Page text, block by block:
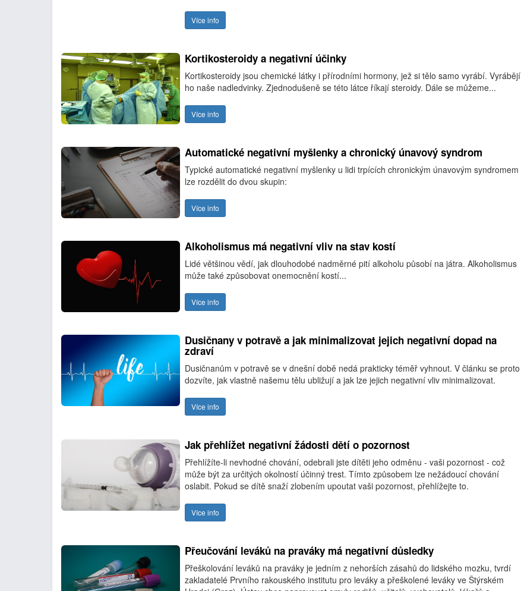
Více info
Kortikosteroidy a negativní účinky
Kortikosteroidy jsou chemické látky i přírodními hormony, jež si tělo samo vyrábí. Vyrábějí
ho naše nadledvinky. Zjednodušeně se této látce říkají steroidy. Dále se můžeme...
Více info
Automatické negativní myšlenky a chronický únavový syndrom
Typické automatické negativní myšlenky u lidi trpících chronickým únavovým syndromem
lze rozdělit do dvou skupin:
Více info
Alkoholismus má negativní vliv na stav kostí
Lidé většinou vědí, jak dlouhodobé nadměrné pití alkoholu působí na játra. Alkoholismus
může také způsobovat onemocnění kostí...
Více info
Dusičnany v potravě a jak minimalizovat jejich negativní dopad na
zdraví
Dusičnanům v potravě se v dnešní době nedá prakticky téměř vyhnout. V článku se proto
dozvíte, jak vlastně našemu tělu ubližují a jak lze jejich negativní vliv minimalizovat.
Více info
Jak přehlížet negativní žádosti dětí o pozornost
Přehlížíte-li nevhodné chování, odebrali jste dítěti jeho odměnu - vaši pozornost - což
může být za určitých okolností účinný trest. Tímto způsobem lze nežádoucí chování
oslabit. Pokud se dítě snaží zlobením upoutat vaši pozornost, přehlížejte to.
Více info
Přeučování leváků na praváky má negativní důsledky
Přeškolování leváků na praváky je jedním z nehorších zásahů do lidského mozku, tvrdí
zakladatelé Prvního rakouského institutu pro leváky a přeškolené leváky ve Štýrském